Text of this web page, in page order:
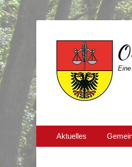
Primärmenu
zum
Aktuelles